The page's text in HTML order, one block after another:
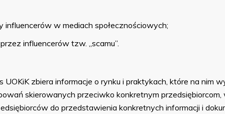
w mediach społecznościowych;
influencerów tzw. „scamu”.
zbiera informacje o rynku i praktykach, które na nim
skierowanych przeciwko konkretnym
do przedstawienia konkretnych informacji i